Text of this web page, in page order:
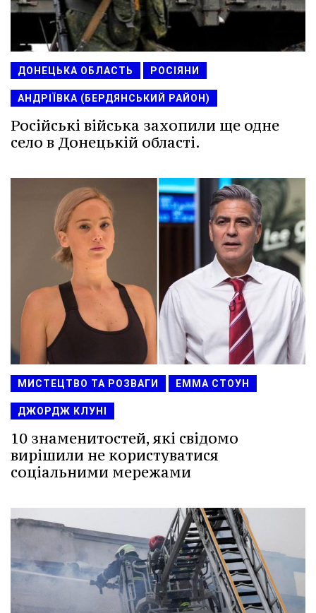
ДОНЕЦЬКА ОБЛАСТЬ РОСІЯНИ
АНДРІЇВКА (БЕРДЯНСЬКИЙ РАЙОН)
Російські війська захопили ще одне
село в Донецькій області.
МИСТЕЦТВО ТА РОЗВАГИ ЕММА СТОУН
ДЖОРДЖ КЛУНІ
10 знаменитостей, які свідомо
вирішили не користуватися
соціальними мережами